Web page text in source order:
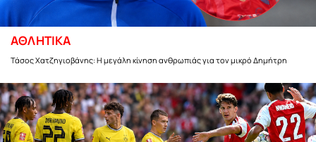
ΑΘΛΗΤΙΚΑ
Τάσος Χατζηγιοβάνης: Η μεγάλη κίνηση ανθρωπιάς για τον μικρό Δημήτρη